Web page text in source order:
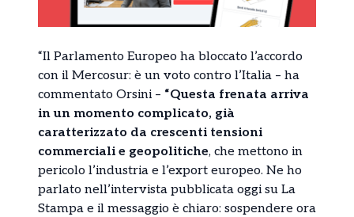
“Il Parlamento Europeo ha bloccato l’accordo
con il Mercosur: è un voto contro l’Italia – ha
commentato Orsini – “Questa frenata arriva
in un momento complicato, già
caratterizzato da crescenti tensioni
commerciali e geopolitiche, che mettono in
pericolo l’industria e l’export europeo. Ne ho
parlato nell’intervista pubblicata oggi su La
Stampa e il messaggio è chiaro: sospendere ora